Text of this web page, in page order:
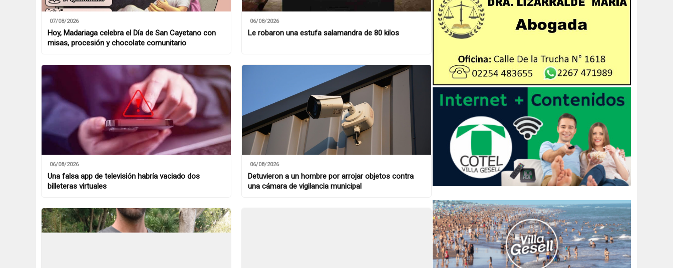
07/08/2026
Hoy, Madariaga celebra el Día de San Cayetano con
misas, procesión y chocolate comunitario
06/08/2026
Le robaron una estufa salamandra de 80 kilos
06/08/2026
Una falsa app de televisión habría vaciado dos
billeteras virtuales
06/08/2026
Detuvieron a un hombre por arrojar objetos contra
una cámara de vigilancia municipal